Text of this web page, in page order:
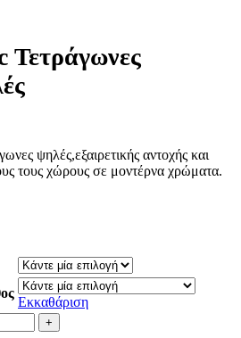
Τετράγωνες
ψηλές,εξαιρετικής αντοχής και
τους χώρους σε μοντέρνα χρώματα.
Εκκαθάριση